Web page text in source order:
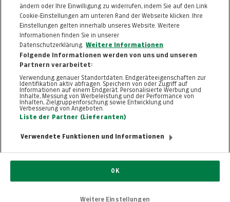
ZURÜCK NACH
OBEN
© 2026, TT.com | New Media Online GmbH |
Nutzung ausschließlich für den privaten
Eigenbedarf. Eine Weiterverwendung und
Reproduktion über den persönlichen Gebrauch
FAQ HILFE IMPRESSUM
KONTAKT DATENSCHUTZ
ändern oder Ihre Einwilligung zu widerrufen, indem Sie auf den Link
Cookie-Einstellungen am unteren Rand der Webseite klicken. Ihre
Einstellungen gelten innerhalb unseres Website. Weitere
Informationen finden Sie in unserer
Datenschutzerklärung.
Weitere Informationen
Folgende Informationen werden von uns und unseren
Partnern verarbeitet:
Verwendung genauer Standortdaten. Endgeräteeigenschaften zur
Identifikation aktiv abfragen. Speichern von oder Zugriff auf
Informationen auf einem Endgerät. Personalisierte Werbung und
Inhalte, Messung von Werbeleistung und der Performance von
Inhalten, Zielgruppenforschung sowie Entwicklung und
Verbesserung von Angeboten.
Liste der Partner (Lieferanten)
Verwendete Funktionen und Informationen
OK
Weitere Einstellungen